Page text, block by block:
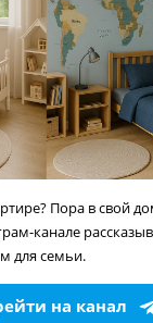
Пора в свой
канале
для семьи.
на канал